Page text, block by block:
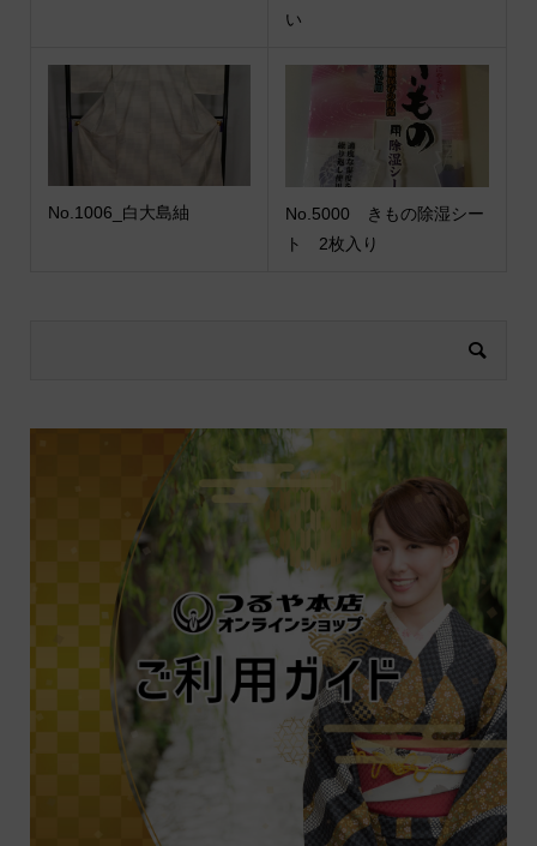
い
No.1006_白大島紬
No.5000 きもの除湿シー
ト 2枚入り